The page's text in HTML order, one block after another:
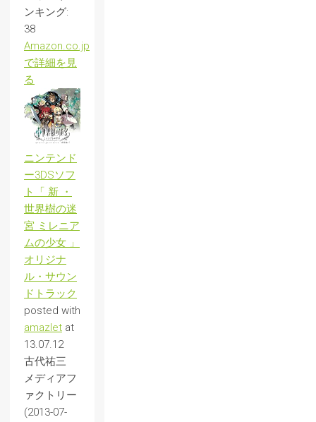
ンキング:
38
Amazon.co.jp
で詳細を見
る
ニンテンド
ー3DSソフ
ト「 新 ・
世界樹の迷
宮 ミレニア
ムの少女 」
オリジナ
ル・サウン
ドトラック
posted with
amazlet at
13.07.12
古代祐三
メディアフ
ァクトリー
(2013-07-